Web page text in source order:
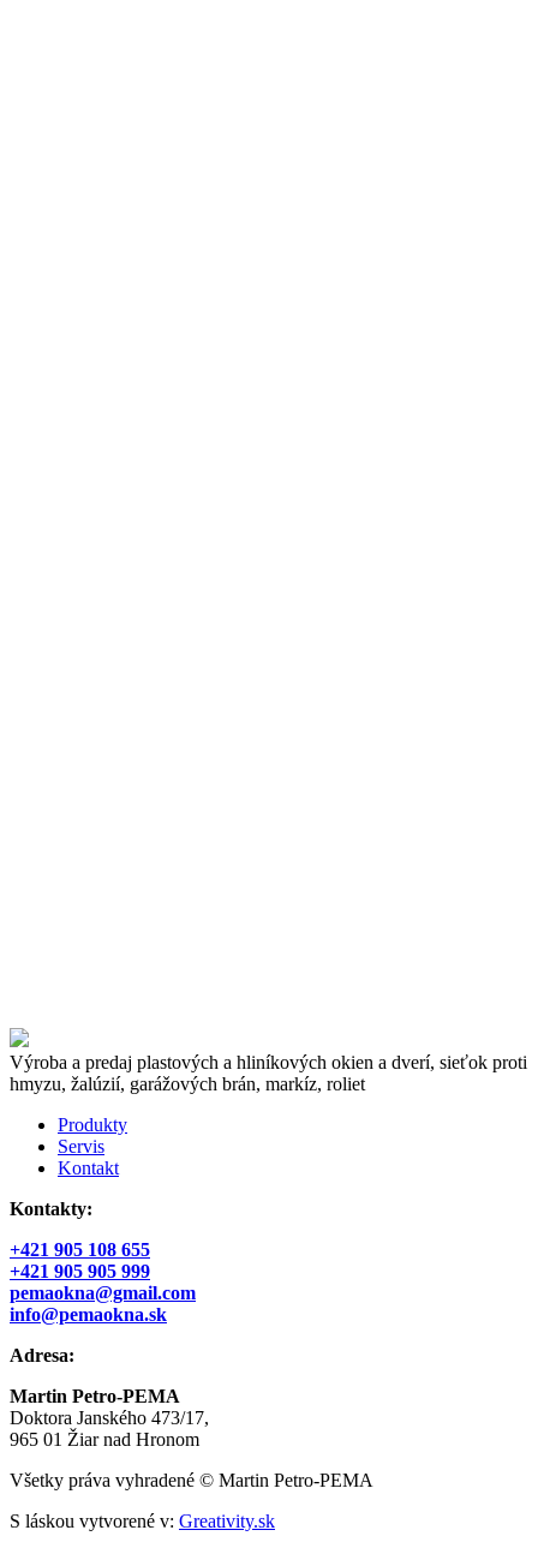
Výroba a predaj plastových a hliníkových okien a dverí, sieťok proti
hmyzu, žalúzií, garážových brán, markíz, roliet
Produkty
Servis
Kontakt
Kontakty:
+421 905 108 655
+421 905 905 999
pemaokna@gmail.com
info@pemaokna.sk
Adresa:
Martin Petro-PEMA
Doktora Janského 473/17,
965 01 Žiar nad Hronom
Všetky práva vyhradené © Martin Petro-PEMA
S láskou vytvorené v: Greativity.sk